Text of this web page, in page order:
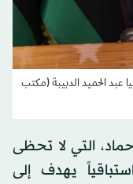
عبد الحميد الدبيبة (مكتب
التي لا تحظى
يهدف إلى